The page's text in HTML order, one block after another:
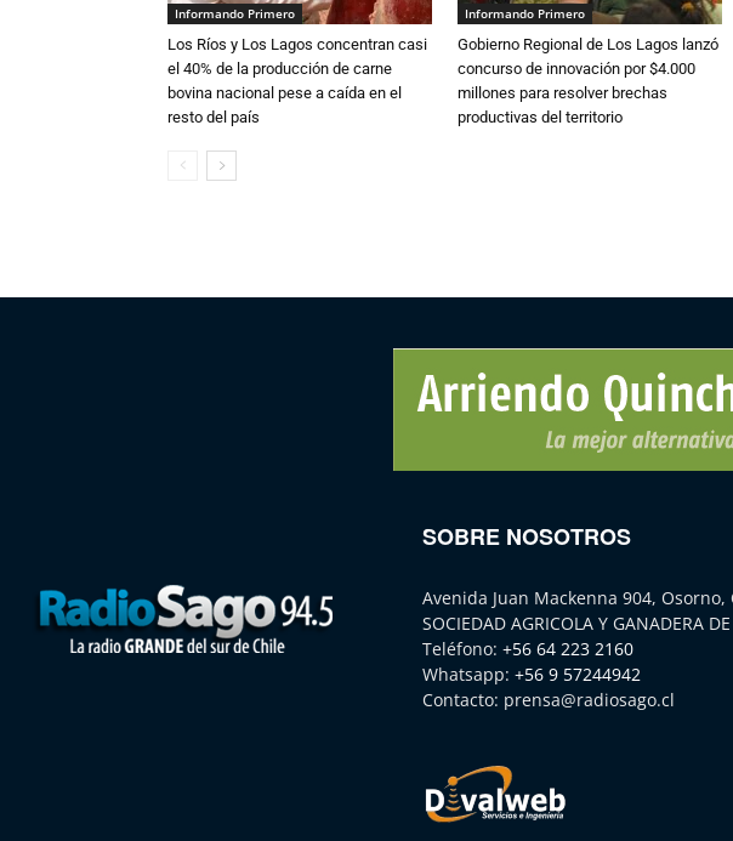
Informando Primero
Los Ríos y Los Lagos concentran casi
el 40% de la producción de carne
bovina nacional pese a caída en el
resto del país
Informando Primero
Gobierno Regional de Los Lagos lanzó
concurso de innovación por $4.000
millones para resolver brechas
productivas del territorio
SOBRE NOSOTROS
Avenida Juan Mackenna 904, Osorno,
SOCIEDAD AGRICOLA Y GANADERA
Teléfono: +56 64 223 2160
Whatsapp: +56 9 57244942
Contacto: prensa@radiosago.cl